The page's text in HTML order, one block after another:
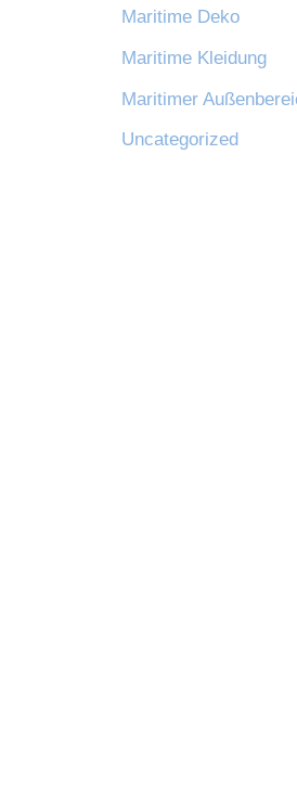
Maritime Deko
Maritime Kleidung
Maritimer
Uncategorized